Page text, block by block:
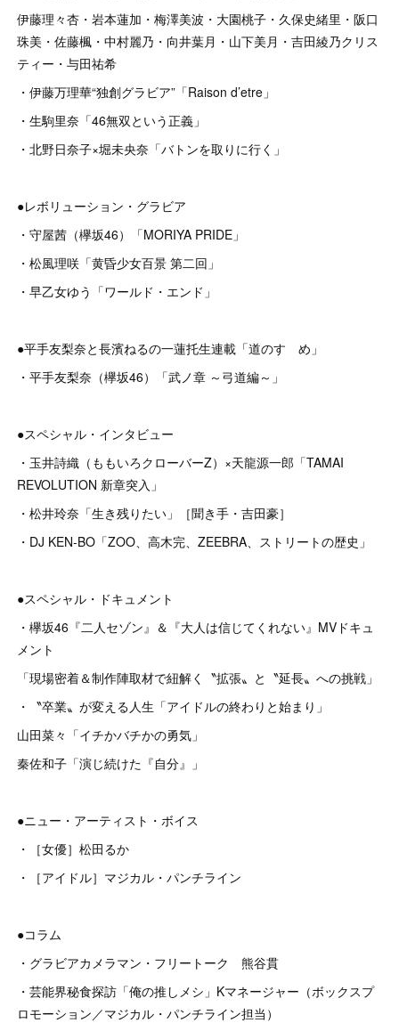
伊藤理々杏・岩本蓮加・梅澤美波・大園桃子・久保史緒里・阪口
珠美・佐藤楓・中村麗乃・向井葉月・山下美月・吉田綾乃クリス
ティー・与田祐希
・伊藤万理華“独創グラビア”「Raison d’etre」
・生駒里奈「46無双という正義」
・北野日奈子×堀未央奈「バトンを取りに行く」
●レボリューション・グラビア
・守屋茜（欅坂46）「MORIYA PRIDE」
・松風理咲「黄昏少女百景 第二回」
・早乙女ゆう「ワールド・エンド」
●平手友梨奈と長濱ねるの一蓮托生連載「道のすゝめ」
・平手友梨奈（欅坂46）「武ノ章 ～弓道編～」
●スペシャル・インタビュー
・玉井詩織（ももいろクローバーZ）×天龍源一郎「TAMAI
REVOLUTION 新章突入」
・松井玲奈「生き残りたい」［聞き手・吉田豪］
・DJ KEN-BO「ZOO、高木完、ZEEBRA、ストリートの歴史」
●スペシャル・ドキュメント
・欅坂46『二人セゾン』＆『大人は信じてくれない』MVドキュ
メント
「現場密着＆制作陣取材で紐解く〝拡張〟と〝延長〟への挑戦」
・〝卒業〟が変える人生「アイドルの終わりと始まり」
山田菜々「イチかバチかの勇気」
秦佐和子「演じ続けた『自分』」
●ニュー・アーティスト・ボイス
・［女優］松田るか
・［アイドル］マジカル・パンチライン
●コラム
・グラビアカメラマン・フリートーク 熊谷貫
・芸能界秘食探訪「俺の推しメシ」Kマネージャー（ボックスプ
ロモーション／マジカル・パンチライン担当）